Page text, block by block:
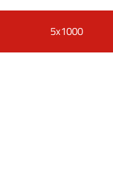
5x1000